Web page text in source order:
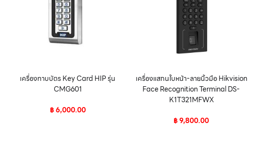
เครื่องทาบบัตร Key Card HIP รุ่น
CMG601
฿6,000.00
เครื่องแสกนใบหน้า-ลายนิ้วมือ Hikvision
Face Recognition Terminal DS-
K1T321MFWX
฿9,800.00